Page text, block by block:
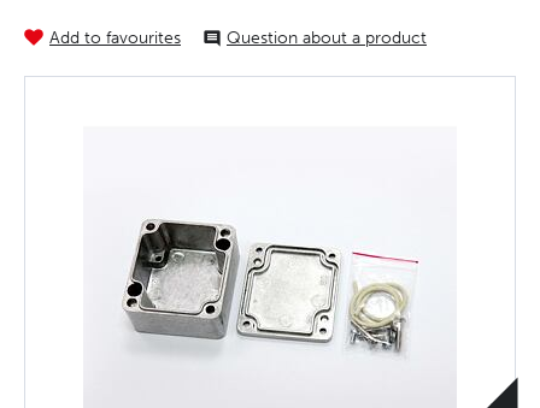
Add to favourites Question about a product